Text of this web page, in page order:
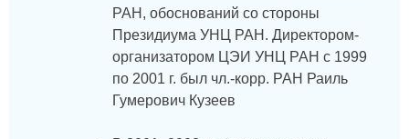
РАН, обоснований со стороны
Президиума УНЦ РАН. Директором-
организатором ЦЭИ УНЦ РАН с 1999
по 2001 г. был чл.-корр. РАН Раиль
Гумерович Кузеев